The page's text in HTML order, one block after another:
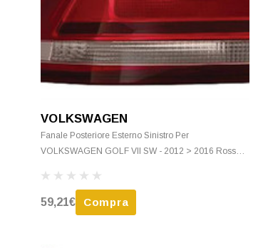
VOLKSWAGEN
Fanale Posteriore Esterno Sinistro Per
VOLKSWAGEN GOLF VII SW - 2012 > 2016 Rosso
59,21€ Compra